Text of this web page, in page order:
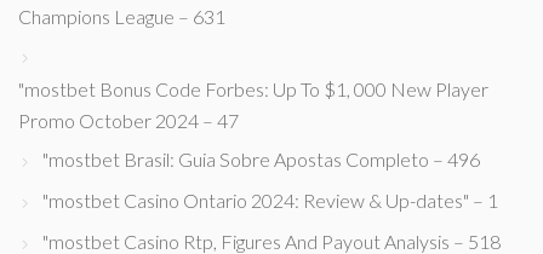
Champions League – 631
"mostbet Bonus Code Forbes: Up To $1, 000 New Player
Promo October 2024 – 47
"mostbet Brasil: Guia Sobre Apostas Completo – 496
"mostbet Casino Ontario 2024: Review & Up-dates" – 1
"mostbet Casino Rtp, Figures And Payout Analysis – 518